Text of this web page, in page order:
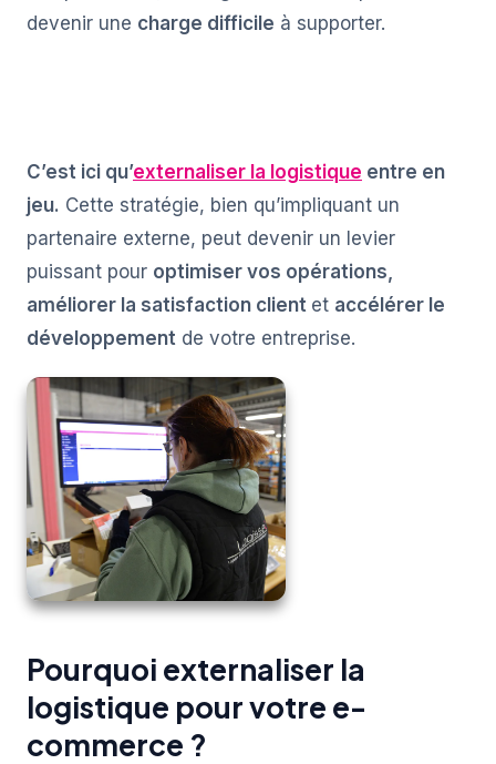
devenir une charge difficile à supporter.
C’est ici qu’externaliser la logistique entre en
jeu. Cette stratégie, bien qu’impliquant un
partenaire externe, peut devenir un levier
puissant pour optimiser vos opérations,
améliorer la satisfaction client et accélérer le
développement de votre entreprise.
Pourquoi externaliser la
logistique pour votre e-
commerce ?